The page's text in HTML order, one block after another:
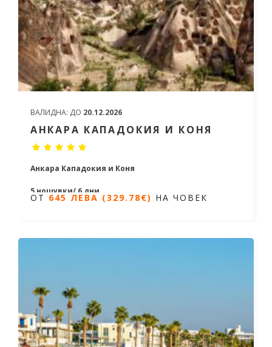
ВАЛИДНА: ДО 20.12.2026
АНКАРА КАПАДОКИЯ И КОНЯ
Анкара Кападокия и Коня
5 нощувки/ 6 дни
ОТ 645 ЛЕВА (329.78€) НА ЧОВЕК